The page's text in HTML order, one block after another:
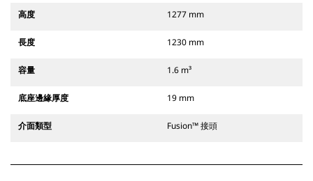
高度 1277 mm
長度 1230 mm
容量 1.6 m³
底座邊緣厚度 19 mm
介面類型 Fusion™ 接頭